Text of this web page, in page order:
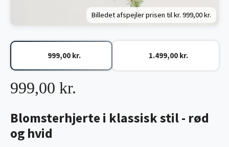
Billedet afspejler prisen til kr. 999,00 kr.
Blomsterhjerte i klassisk stil - rød
og hvid
999,00 kr.
999,00 kr. 1.499,00 kr.